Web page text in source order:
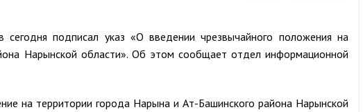
подписал указ «О введении чрезвычайного положения на
Нарынской области». Об этом сообщает отдел информационной
на территории города Нарына и Ат-Башинского района Нарынской